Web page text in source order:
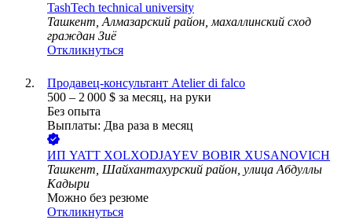
TashTech technical university
Ташкент, Алмазарский район, махаллинский сход
граждан Зиё
Откликнуться
Продавец-консультант Atelier di falco
500 – 2 000 $ за месяц, на руки
Без опыта
Выплаты: Два раза в месяц
ИП YATT XOLXODJAYEV BOBIR XUSANOVICH
Ташкент, Шайхантахурский район, улица Абдуллы
Кадыри
Можно без резюме
Откликнуться